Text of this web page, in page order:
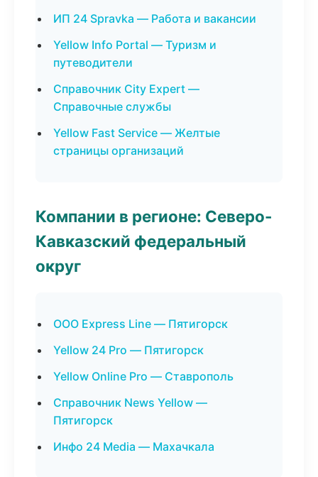
ИП 24 Spravka — Работа и вакансии
Yellow Info Portal — Туризм и
путеводители
Справочник City Expert —
Справочные службы
Yellow Fast Service — Желтые
страницы организаций
Компании в регионе: Северо-
Кавказский федеральный
округ
ООО Express Line — Пятигорск
Yellow 24 Pro — Пятигорск
Yellow Online Pro — Ставрополь
Справочник News Yellow —
Пятигорск
Инфо 24 Media — Махачкала